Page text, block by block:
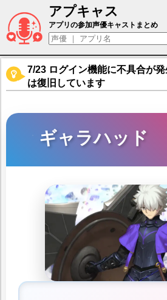
アプキャス
ギャラハッド（声優：
アプリの参加声優キャストまとめ
7/23 ログイン機能に不具合が
は復旧しています
ギャラハッド